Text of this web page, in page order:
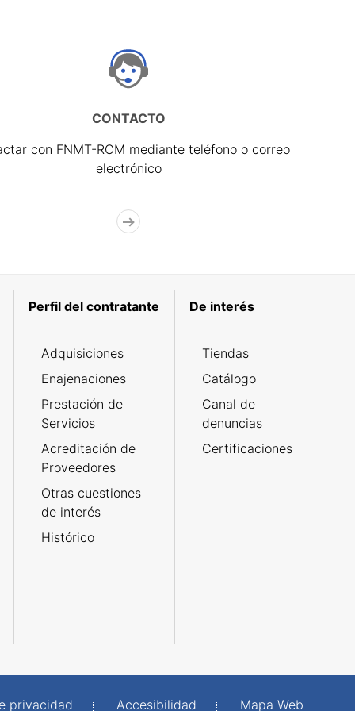
CONTACTO
con FNMT-RCM mediante teléfono o correo
electrónico
Perfil del contratante
Adquisiciones
Enajenaciones
Prestación de
Servicios
Acreditación de
Proveedores
Otras cuestiones
de interés
Histórico
De interés
Tiendas
Catálogo
Canal de
denuncias
Certificaciones
privacidad Accesibilidad Mapa Web